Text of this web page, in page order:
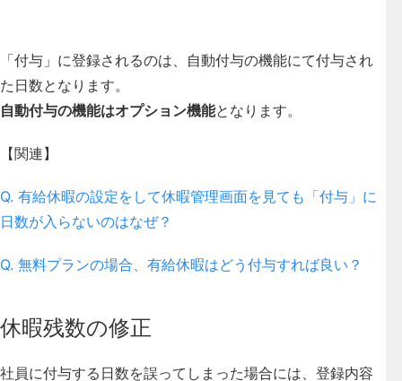
「付与」に登録されるのは、自動付与の機能にて付与され
た日数となります。
自動付与の機能はオプション機能となります。
【関連】
Q. 有給休暇の設定をして休暇管理画面を見ても「付与」に
日数が入らないのはなぜ？
Q. 無料プランの場合、有給休暇はどう付与すれば良い？
休暇残数の修正
社員に付与する日数を誤ってしまった場合には、登録内容